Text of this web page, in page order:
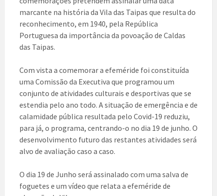
marcante na história da Vila das Taipas que resulta do
reconhecimento, em 1940, pela República
Portuguesa da importância da povoação de Caldas
das Taipas.
Com vista a comemorar a efeméride foi constituída
uma Comissão da Executiva que programou um
conjunto de atividades culturais e desportivas que se
estendia pelo ano todo. A situação de emergência e de
calamidade pública resultada pelo Covid-19 reduziu,
para já, o programa, centrando-o no dia 19 de junho. O
desenvolvimento futuro das restantes atividades será
alvo de avaliação caso a caso.
O dia 19 de Junho será assinalado com uma salva de
foguetes e um vídeo que relata a efeméride de